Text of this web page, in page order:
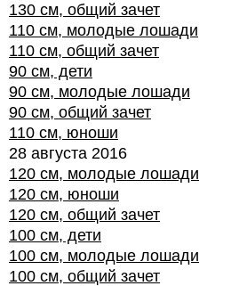
130 см, общий зачет
110 см, молодые лошади
110 см, общий зачет
90 см, дети
90 см, молодые лошади
90 см, общий зачет
110 см, юноши
28 августа 2016
120 см, молодые лошади
120 см, юноши
120 см, общий зачет
100 см, дети
100 см, молодые лошади
100 см, общий зачет